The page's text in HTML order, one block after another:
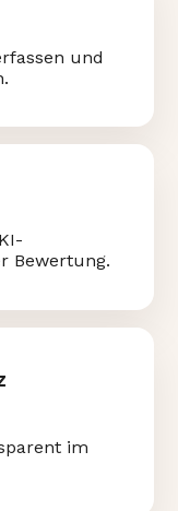
und
Bewertung.
im